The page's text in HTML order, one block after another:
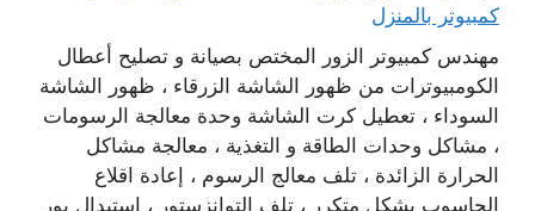
كمبيوتر بالمنزل
مهندس كمبيوتر الزور المختص بصيانة و تصليح أعطال
الكومبيوترات من ظهور الشاشة الزرقاء ، ظهور الشاشة
السوداء ، تعطيل كرت الشاشة وحدة معالجة الرسومات
، مشاكل وحدات الطاقة و التغذية ، معالجة مشاكل
الحرارة الزائدة ، تلف معالج الرسوم ، إعادة اقلاع
الحاسوب بشكل متكرر ، تلف التوانزستور ، استبدال بور